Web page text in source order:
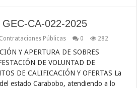
CA-022-2025
Contrataciones Públicas 0 282
Y APERTURA DE SOBRES
DE VOLUNTAD DE
DE CALIFICACIÓN Y OFERTAS La
estado Carabobo, atendiendo a lo